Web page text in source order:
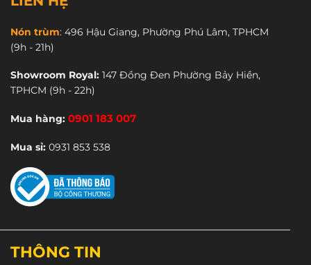
Các
tùy
chọn
trang
sản
phẩm
thể.
chọn
Nón trùm: 496 Hậu Giang, Phường Phú Lâm, TPHCM
(9h - 21h)
Showroom Royal: 147 Đồng Đen Phường Bảy Hiền,
TPHCM (9h - 22h)
Mua hàng: 0901 183 007
Mua sỉ: 0931 853 538
THÔNG TIN